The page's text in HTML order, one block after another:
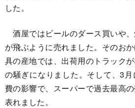
した。
酒屋ではビールのダース買いや
が飛ぶように売れました。そのお
具の産地では、出荷用のトラック
の騒ぎになりました。そして、3
費の影響で、スーパーで過去最高
表れました。